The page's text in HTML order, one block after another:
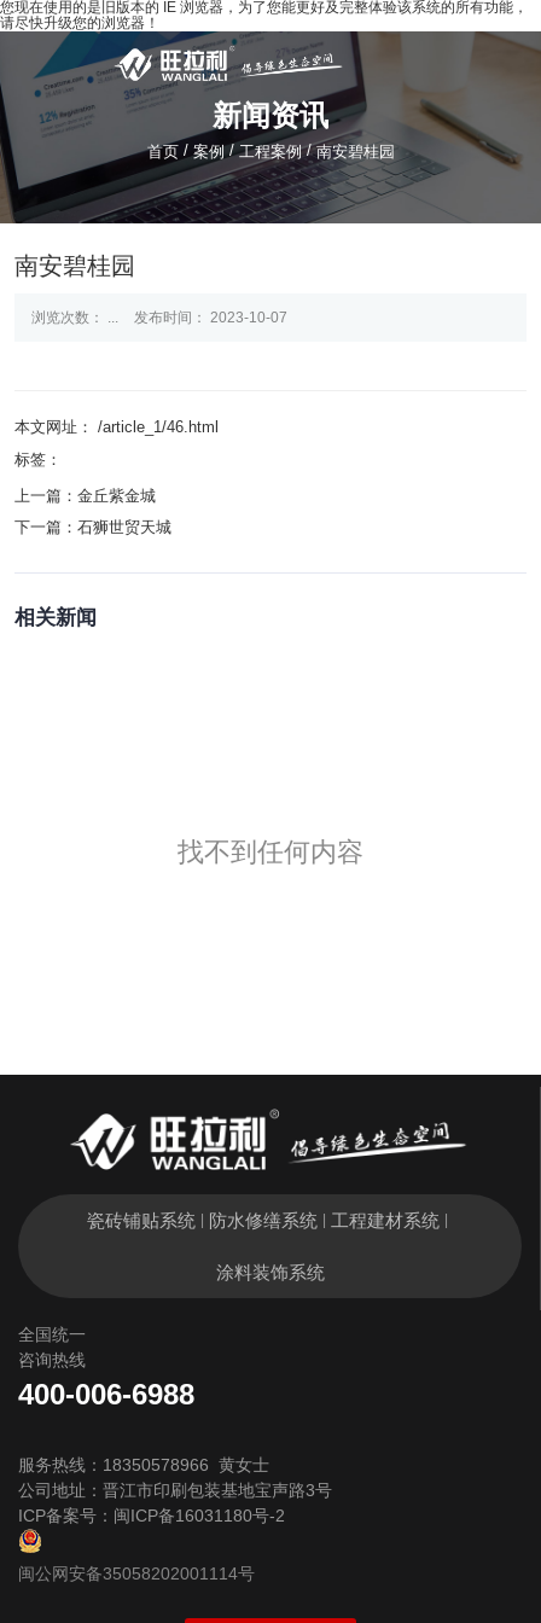
您现在使用的是旧版本的 IE 浏览器，为了您能更好及完整体验该系统的所有功能，
请尽快升级您的浏览器！
新闻资讯
首页 / 案例 /工程案例 /南安碧桂园
南安碧桂园
浏览次数： 发布时间： 2023-10-07
本文网址： /article_1/46.html
标签：
上一篇： 金丘紫金城
下一篇： 石狮世贸天城
相关新闻
找不到任何内容
瓷砖铺贴系统 防水修缮系统 工程建材系统
涂料装饰系统
全国统一
咨询热线
400-006-6988
服务热线：18350578966 黄女士
公司地址：晋江市印刷包装基地宝声路3号
ICP备案号： 闽ICP备16031180号-2
闽公网安备35058202001114号